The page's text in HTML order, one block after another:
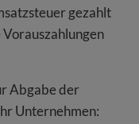
gezahlt
Abgabe der
Unternehmen: